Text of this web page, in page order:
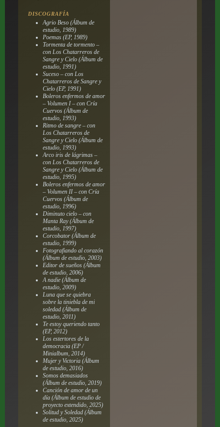
DISCOGRAFÍA
Agrio Beso(Álbum de
estudio, 1989)
Poemas(EP, 1989)
Tormenta de tormento–
con Los Chatarreros de
Sangre y Cielo (Álbum de
estudio, 1991)
Suceso– con Los
Chatarreros de Sangre y
Cielo (EP, 1991)
Boleros enfermos de amor
– Volumen I– con Cría
Cuervos (Álbum de
estudio, 1993)
Ritmo de sangre– con
Los Chatarreros de
Sangre y Cielo (Álbum de
estudio, 1993)
Arco iris de lágrimas–
con Los Chatarreros de
Sangre y Cielo (Álbum de
estudio, 1995)
Boleros enfermos de amor
– Volumen II– con Cría
Cuervos (Álbum de
estudio, 1996)
Diminuto cielo– con
Manta Ray (Álbum de
estudio, 1997)
Corcobator(Álbum de
estudio, 1999)
Fotografiando al corazón
(Álbum de estudio, 2003)
Editor de sueños(Álbum
de estudio, 2006)
A nadie(Álbum de
estudio, 2009)
Luna que se quiebra
sobre la tiniebla de mi
soledad(Álbum de
estudio, 2011)
Te estoy queriendo tanto
(EP, 2012)
Los estertores de la
democracia(EP /
Minialbum, 2014)
Mujer y Victoria(Álbum
de estudio, 2016)
Somos demasiados
(Álbum de estudio, 2019)
Canción de amor de un
día(Álbum de estudio de
proyecto extendido, 2025)
Solitud y Soledad(Álbum
de estudio, 2025)